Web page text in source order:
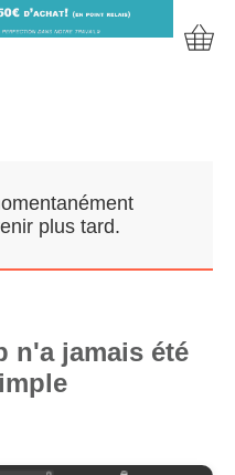
RDV
plus tard.
n'a jamais été